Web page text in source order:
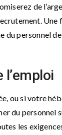
de
du personnel
ou si votre
du
les